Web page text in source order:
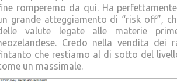
romperemo da qui. Ha
grande atteggiamento di “risk off”,
valute legate alle materie
Credo nella vendita dei
che restiamo al di sotto del
un massimale.